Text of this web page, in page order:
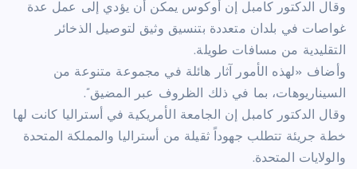
وقال الدكتور كامبل إن أوكوس يمكن أن يؤدي إلى عمل عدة
غواصات في بلدان متعددة بتنسيق وثيق لتوصيل الذخائر
التقليدية من مسافات طويلة.
وأضاف «لهذه الأمور آثار هائلة في مجموعة متنوعة من
السيناريوهات، بما في ذلك الظروف عبر المضيق”.
وقال الدكتور كامبل إن الجامعة الأمريكية في أستراليا كانت لها
خطة جريئة تتطلب جهوداً ثقيلة من أستراليا والمملكة المتحدة
والولايات المتحدة.